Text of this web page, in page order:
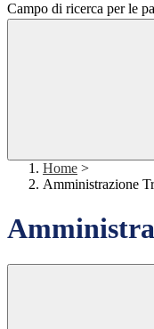
Campo di ricerca per le
Home >
Amministrazione